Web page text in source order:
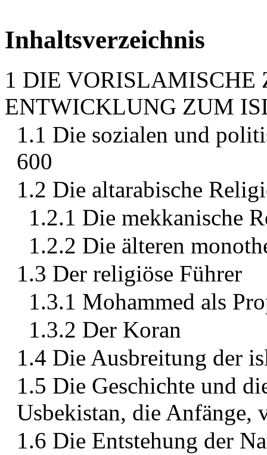
Inhaltsverzeichnis
1 DIE VORISLAMISCHE
ENTWICKLUNG ZUM
1.1 Die sozialen und
600
1.2 Die altarabische
1.2.1 Die mekkanische
1.2.2 Die älteren
1.3 Der religiöse Führer
1.3.1 Mohammed als
1.3.2 Der Koran
1.4 Die Ausbreitung der
1.5 Die Geschichte und
Usbekistan, die Anfänge,
1.6 Die Entstehung der